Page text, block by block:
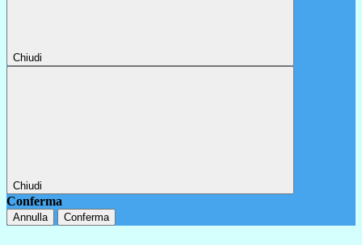
Chiudi
Chiudi
Conferma
Annulla Conferma